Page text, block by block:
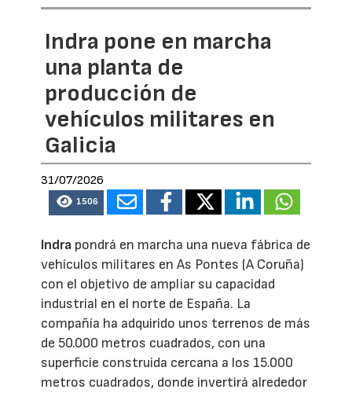
Indra pone en marcha
una planta de
producción de
vehículos militares en
Galicia
31/07/2026
1506
Indra pondrá en marcha una nueva fábrica de
vehículos militares en As Pontes (A Coruña)
con el objetivo de ampliar su capacidad
industrial en el norte de España. La
compañía ha adquirido unos terrenos de más
de 50.000 metros cuadrados, con una
superficie construida cercana a los 15.000
metros cuadrados, donde invertirá alrededor